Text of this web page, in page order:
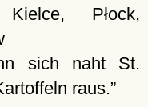
Kielce, Płock,
sich naht St.
raus.